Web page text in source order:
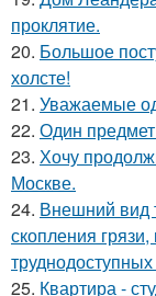
проклятие.
20. Большое
холсте!
21. Уважаемые
22. Один
23. Хочу
Москве.
24. Внешний вид
скопления
25. Квартира -